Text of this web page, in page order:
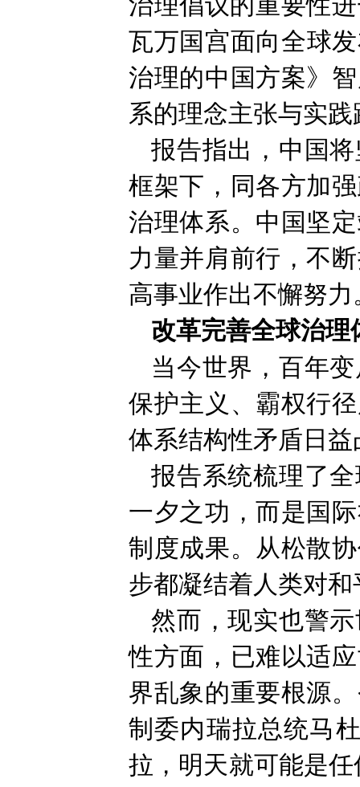
治理倡议的重要性
瓦万国宫面向全球
治理的中国方案》
系的理念主张与实践
报告指出，中国
框架下，同各方加
治理体系。中国坚
力量并肩前行，不
高事业作出不懈努力
改革完善全球治理
当今世界，百年
保护主义、霸权行
体系结构性矛盾日益
报告系统梳理了
一夕之功，而是国
制度成果。从松散
步都凝结着人类对
然而，现实也警
性方面，已难以适
界乱象的重要根源
制委内瑞拉总统马
拉，明天就可能是